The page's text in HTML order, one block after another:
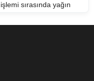
sırasında yağın
alınabilirler. İkinci